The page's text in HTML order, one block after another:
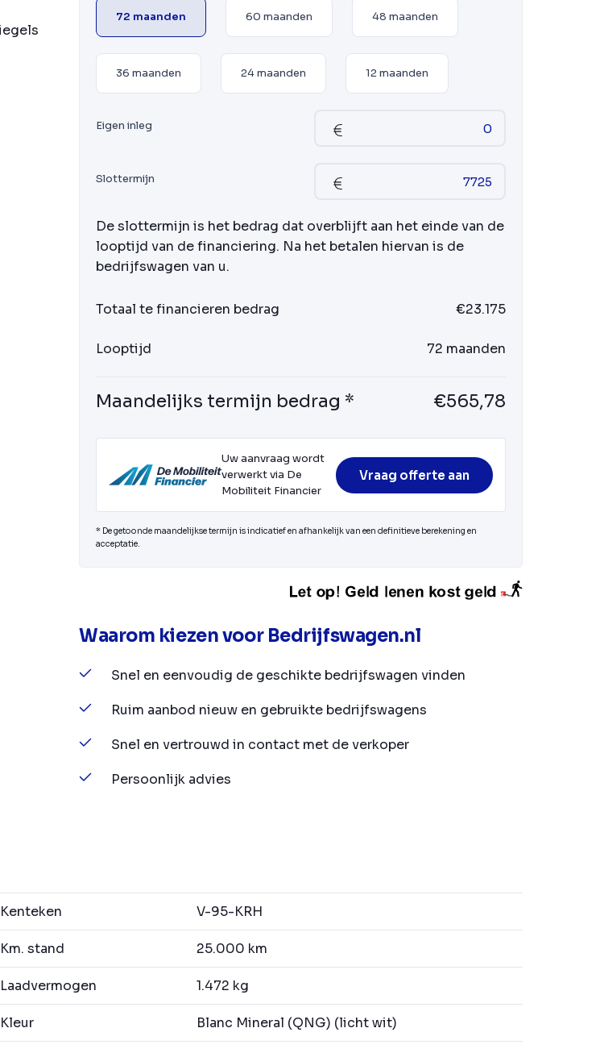
72 maanden 60 maanden 48 maanden
36 maanden 24 maanden 12 maanden
Eigen inleg
Slottermijn
De slottermijn is het bedrag dat overblijft aan het einde van de
looptijd van de financiering. Na het betalen hiervan is de
bedrijfswagen van u.
Totaal te financieren bedrag €23.175
Looptijd 72 maanden
Maandelijks termijn bedrag * €565,78
Uw aanvraag wordt
verwerkt via De
Mobiliteit Financier
Vraag offerte aan
* De getoonde maandelijkse termijn is indicatief en afhankelijk van een definitieve berekening en
acceptatie.
Waarom kiezen voor Bedrijfswagen.nl
Snel en eenvoudig de geschikte bedrijfswagen vinden
Ruim aanbod nieuw en gebruikte bedrijfswagens
Snel en vertrouwd in contact met de verkoper
Persoonlijk advies
Kenteken V-95-KRH
Km. stand 25.000 km
Laadvermogen 1.472 kg
Kleur Blanc Mineral (QNG) (licht wit)